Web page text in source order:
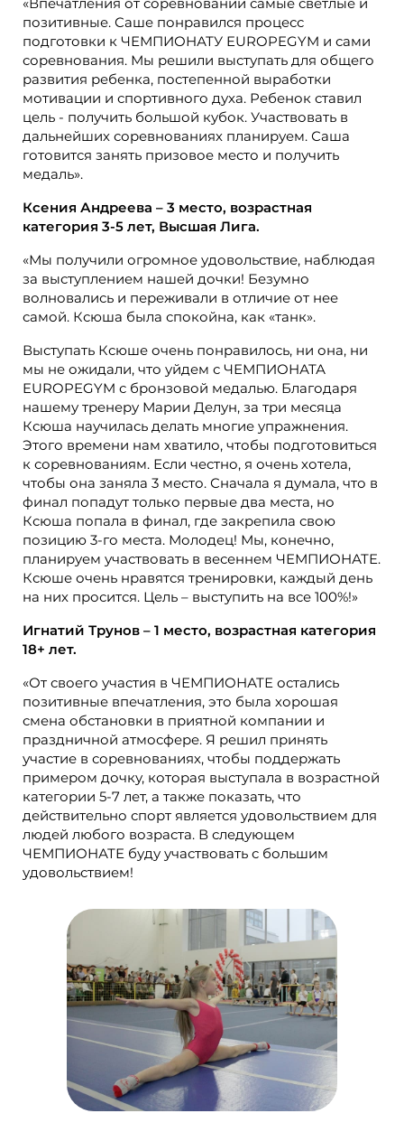
«Впечатления от соревнований самые светлые и
позитивные. Саше понравился процесс
подготовки к ЧЕМПИОНАТУ EUROPEGYM и сами
соревнования. Мы решили выступать для общего
развития ребенка, постепенной выработки
мотивации и спортивного духа. Ребенок ставил
цель - получить большой кубок. Участвовать в
дальнейших соревнованиях планируем. Саша
готовится занять призовое место и получить
медаль».
Ксения Андреева – 3 место, возрастная
категория 3-5 лет, Высшая Лига.
«Мы получили огромное удовольствие, наблюдая
за выступлением нашей дочки! Безумно
волновались и переживали в отличие от нее
самой. Ксюша была спокойна, как «танк».
Выступать Ксюше очень понравилось, ни она, ни
мы не ожидали, что уйдем с ЧЕМПИОНАТА
EUROPEGYM с бронзовой медалью. Благодаря
нашему тренеру Марии Делун, за три месяца
Ксюша научилась делать многие упражнения.
Этого времени нам хватило, чтобы подготовиться
к соревнованиям. Если честно, я очень хотела,
чтобы она заняла 3 место. Сначала я думала, что в
финал попадут только первые два места, но
Ксюша попала в финал, где закрепила свою
позицию 3-го места. Молодец! Мы, конечно,
планируем участвовать в весеннем ЧЕМПИОНАТЕ.
Ксюше очень нравятся тренировки, каждый день
на них просится. Цель – выступить на все 100%!»
Игнатий Трунов – 1 место, возрастная категория
18+ лет.
«От своего участия в ЧЕМПИОНАТЕ остались
позитивные впечатления, это была хорошая
смена обстановки в приятной компании и
праздничной атмосфере. Я решил принять
участие в соревнованиях, чтобы поддержать
примером дочку, которая выступала в возрастной
категории 5-7 лет, а также показать, что
действительно спорт является удовольствием для
людей любого возраста. В следующем
ЧЕМПИОНАТЕ буду участвовать с большим
удовольствием!